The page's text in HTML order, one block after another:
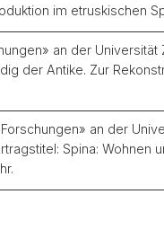
im etruskischen
an der Universität
der Antike. Zur
an der
Spina: